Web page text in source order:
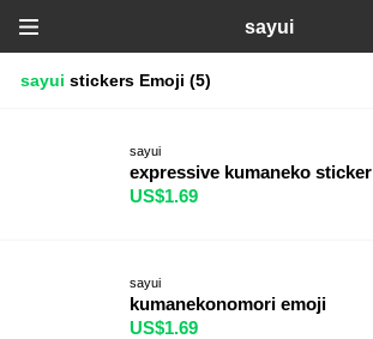
sayui
sayui stickers Emoji (5)
sayui
expressive kumaneko sticker
US$1.69
sayui
kumanekonomori emoji
US$1.69